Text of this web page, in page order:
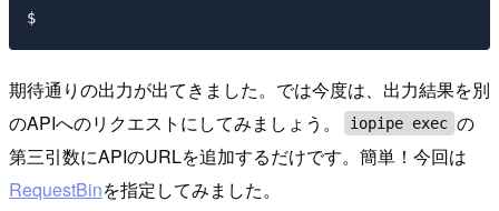
期待通りの出力が出てきました。では今度は、出力結果を別
のAPIへのリクエストにしてみましょう。
iopipe exec の
第三引数にAPIのURLを追加するだけです。簡単！今回は
RequestBinを指定してみました。